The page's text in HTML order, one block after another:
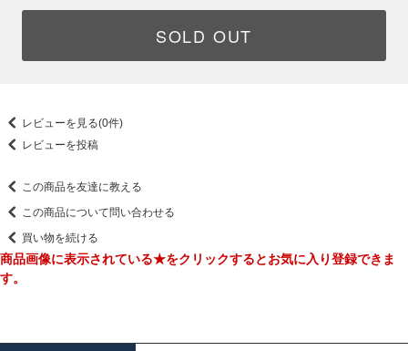
SOLD OUT
レビューを見る(0件)
レビューを投稿
この商品を友達に教える
この商品について問い合わせる
買い物を続ける
商品画像に表示されている★をクリックするとお気に入り登録できま
す。